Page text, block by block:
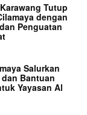
Tutup
dengan
Penguatan
Salurkan
Bantuan
Yayasan Al